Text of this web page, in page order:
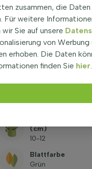
(alle Sorten
Blütenfarbe
Weiß
(cm)
10-12
Blattfarbe
Grün
zusammen, die
Für weitere
Sie auf unsere
von
erhoben. Die Daten
finden Sie hier.